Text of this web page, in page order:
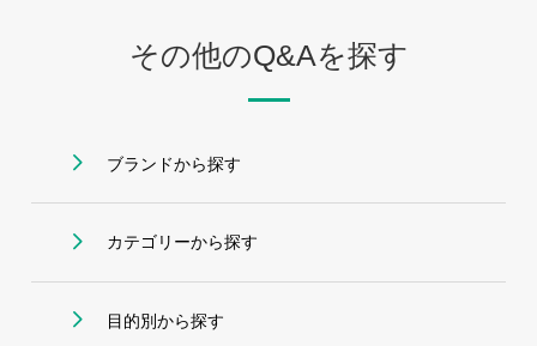
その他のQ&Aを探す
ブランドから探す
カテゴリーから探す
目的別から探す